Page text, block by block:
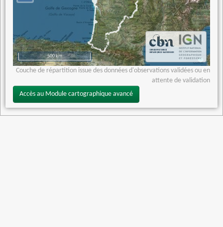
500 km
Couche de répartition issue des données d'observations validées ou en
attente de validation
Accès au Module cartographique avancé